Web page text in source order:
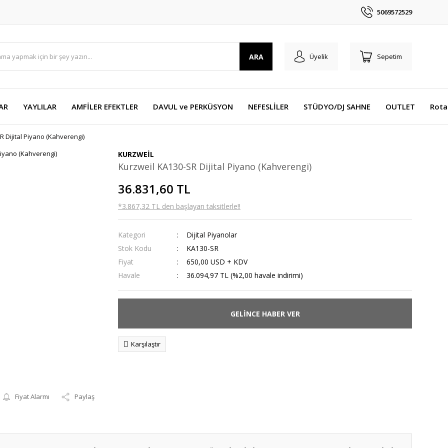
5069572529
ARA Üyelik Sepetim
YAYLILAR AMFİLER EFEKTLER DAVUL ve PERKÜSYON NEFESLİLER STÜDYO/DJ SAHNE OUTLET
Dijital Piyano (Kahverengi)
Fiyat Alarmı Paylaş
KURZWEİL
Kurzweil KA130-SR Dijital Piyano (Kahverengi)
36.831,60 TL
*3.867,32 TL den başlayan taksitlerle!!
Kategori
Dijital Piyanolar
Stok Kodu
KA130-SR
Fiyat
650,00 USD + KDV
Havale
36.094,97 TL (%2,00 havale indirimi)
GELİNCE HABER VER
Karşılaştır